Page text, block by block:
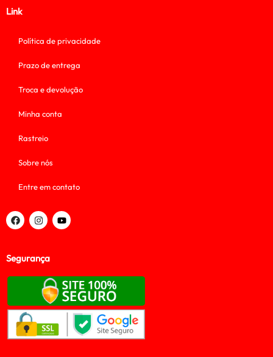
Link
Política de privacidade
Prazo de entrega
Troca e devolução
Minha conta
Rastreio
Sobre nós
Entre em contato
Segurança